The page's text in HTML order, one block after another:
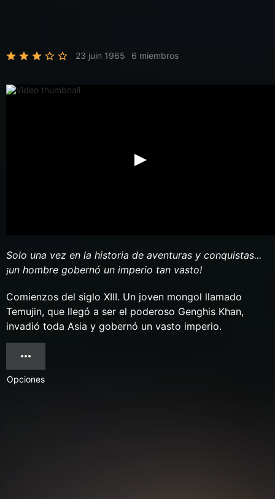
23 juin 1965 6 miembros
Solo una vez en la historia de aventuras y conquistas...
¡un hombre gobernó un imperio tan vasto!
Comienzos del siglo XIII. Un joven mongol llamado
Temujin, que llegó a ser el poderoso Genghis Khan,
invadió toda Asia y gobernó un vasto imperio.
Opciones